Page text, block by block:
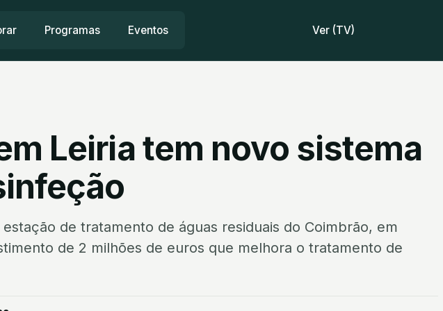
Programas Eventos Ver (TV)
Leiria tem novo sistema
estação de tratamento de águas residuais do Coimbrão, em
de 2 milhões de euros que melhora o tratamento de